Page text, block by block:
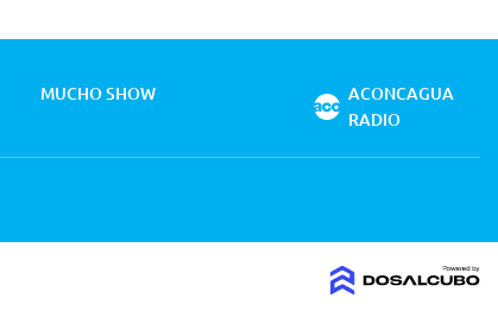
MUCHO SHOW
ACONCAGUA
RADIO